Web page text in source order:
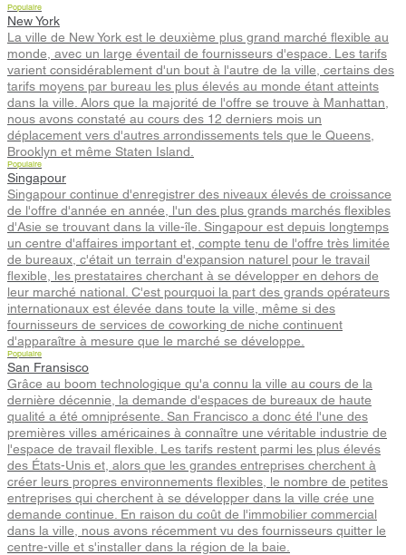
Populaire
New York
La ville de New York est le deuxième plus grand marché flexible au
monde, avec un large éventail de fournisseurs d'espace. Les tarifs
varient considérablement d'un bout à l'autre de la ville, certains des
tarifs moyens par bureau les plus élevés au monde étant atteints
dans la ville. Alors que la majorité de l'offre se trouve à Manhattan,
nous avons constaté au cours des 12 derniers mois un
déplacement vers d'autres arrondissements tels que le Queens,
Brooklyn et même Staten Island.
Populaire
Singapour
Singapour continue d'enregistrer des niveaux élevés de croissance
de l'offre d'année en année, l'un des plus grands marchés flexibles
d'Asie se trouvant dans la ville-île. Singapour est depuis longtemps
un centre d'affaires important et, compte tenu de l'offre très limitée
de bureaux, c'était un terrain d'expansion naturel pour le travail
flexible, les prestataires cherchant à se développer en dehors de
leur marché national. C'est pourquoi la part des grands opérateurs
internationaux est élevée dans toute la ville, même si des
fournisseurs de services de coworking de niche continuent
d'apparaître à mesure que le marché se développe.
Populaire
San Fransisco
Grâce au boom technologique qu'a connu la ville au cours de la
dernière décennie, la demande d'espaces de bureaux de haute
qualité a été omniprésente. San Francisco a donc été l'une des
premières villes américaines à connaître une véritable industrie de
l'espace de travail flexible. Les tarifs restent parmi les plus élevés
des États-Unis et, alors que les grandes entreprises cherchent à
créer leurs propres environnements flexibles, le nombre de petites
entreprises qui cherchent à se développer dans la ville crée une
demande continue. En raison du coût de l'immobilier commercial
dans la ville, nous avons récemment vu des fournisseurs quitter le
centre-ville et s'installer dans la région de la baie.